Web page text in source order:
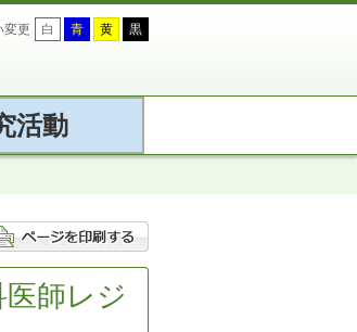
変更 白 青 黄 黒
活動
師レジ